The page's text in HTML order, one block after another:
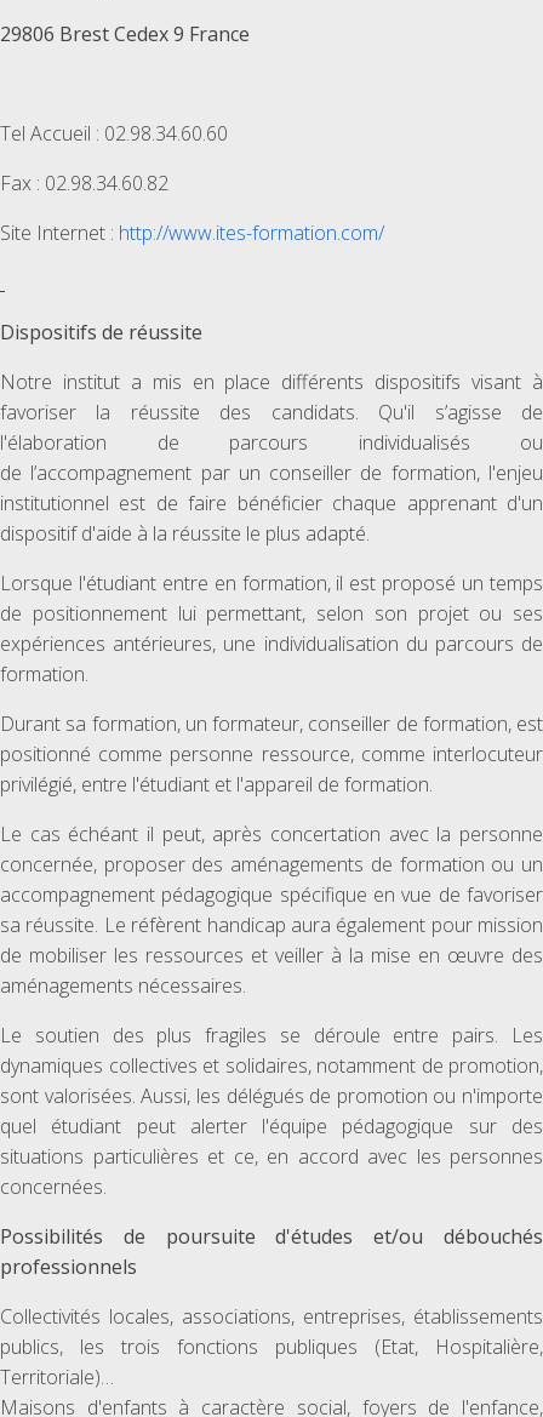
29806 Brest Cedex 9 France
Tel Accueil : 02.98.34.60.60
Fax : 02.98.34.60.82
Site Internet : http://www.ites-formation.com/
Dispositifs de réussite
Notre institut a mis en place différents dispositifs visant à
favoriser la réussite des candidats. Qu'il s’agisse de
l'élaboration de parcours individualisés ou
de l’accompagnement par un conseiller de formation, l'enjeu
institutionnel est de faire bénéficier chaque apprenant d'un
dispositif d'aide à la réussite le plus adapté.
Lorsque l'étudiant entre en formation, il est proposé un temps
de positionnement lui permettant, selon son projet ou ses
expériences antérieures, une individualisation du parcours de
formation.
Durant sa formation, un formateur, conseiller de formation, est
positionné comme personne ressource, comme interlocuteur
privilégié, entre l'étudiant et l'appareil de formation.
Le cas échéant il peut, après concertation avec la personne
concernée, proposer des aménagements de formation ou un
accompagnement pédagogique spécifique en vue de favoriser
sa réussite. Le réfèrent handicap aura également pour mission
de mobiliser les ressources et veiller à la mise en œuvre des
aménagements nécessaires.
Le soutien des plus fragiles se déroule entre pairs. Les
dynamiques collectives et solidaires, notamment de promotion,
sont valorisées. Aussi, les délégués de promotion ou n'importe
quel étudiant peut alerter l'équipe pédagogique sur des
situations particulières et ce, en accord avec les personnes
concernées.
Possibilités de poursuite d'études et/ou débouchés
professionnels
Collectivités locales, associations, entreprises, établissements
publics, les trois fonctions publiques (Etat, Hospitalière,
Territoriale)…
Maisons d'enfants à caractère social, foyers de l'enfance,